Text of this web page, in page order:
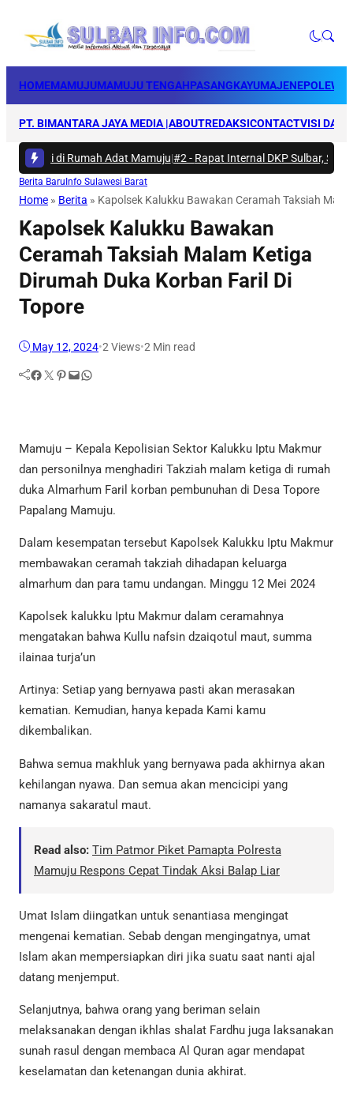
HOMEMAMUJUMAMUJU TENGAHPASANGKAYUMAJENE
PT. BIMANTARA JAYA MEDIA |ABOUTREDAKSICONTACTVISI DAN
di Rumah Adat Mamuju|#2 -Rapat Internal DKP Sulbar,
Berita Baru Info Sulawesi Barat
Home » Berita » Kapolsek Kalukku Bawakan Ceramah Taksiah
Kapolsek Kalukku Bawakan
Ceramah Taksiah Malam Ketiga
Dirumah Duka Korban Faril Di
Topore
May 12, 2024•2 Views•2 Min read
Facebook Twitter Pinterest Mail WhatsApp
Mamuju – Kepala Kepolisian Sektor Kalukku Iptu Makmur
dan personilnya menghadiri Takziah malam ketiga di rumah
duka Almarhum Faril korban pembunuhan di Desa Topore
Papalang Mamuju.
Dalam kesempatan tersebut Kapolsek Kalukku Iptu Makmur
membawakan ceramah takziah dihadapan keluarga
almarhum dan para tamu undangan. Minggu 12 Mei 2024
Kapolsek kalukku Iptu Makmur dalam ceramahnya
mengatakan bahwa Kullu nafsin dzaiqotul maut, summa
ilainaa turja’un
Artinya: Setiap yang bernyawa pasti akan merasakan
kematian. Kemudian, hanya kepada Kami kamu
dikembalikan.
Bahwa semua makhluk yang bernyawa pada akhirnya akan
kehilangan nyawa. Dan semua akan mencicipi yang
namanya sakaratul maut.
Read also: Tim Patmor Piket Pamapta Polresta
Mamuju Respons Cepat Tindak Aksi Balap Liar
Umat Islam diingatkan untuk senantiasa mengingat
mengenai kematian. Sebab dengan mengingatnya, umat
Islam akan mempersiapkan diri jika suatu saat nanti ajal
datang menjemput.
Selanjutnya, bahwa orang yang beriman selain
melaksanakan dengan ikhlas shalat Fardhu juga laksanakan
sunah rasul dengan membaca Al Quran agar mendapat
keselamatan dan ketenangan dunia akhirat.